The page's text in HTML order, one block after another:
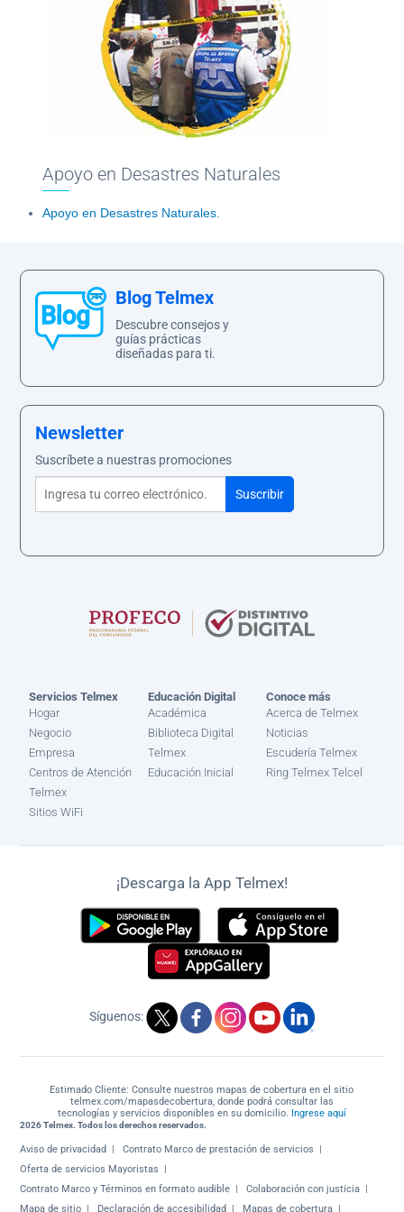
Centros
Atención
Sitios
WiFi
Apoyo en Desastres Naturales
Apoyo en Desastres Naturales.
Blog Telmex
Descubre consejos y
guías prácticas
diseñadas para ti.
Newsletter
Suscríbete a nuestras promociones
Servicios Telmex
Hogar
Negocio
Empresa
Centros de Atención
Telmex
Sitios WiFi
Educación Digital
Académica
Biblioteca Digital
Telmex
Educación Inicial
Conoce más
Acerca de Telmex
Noticias
Escudería Telmex
Ring Telmex Telcel
¡Descarga la App Telmex!
Síguenos:
Estimado Cliente: Consulte nuestros mapas de cobertura en el sitio
telmex.com/mapasdecobertura, donde podrá consultar las
tecnologías y servicios disponibles en su domicilio. Ingrese aquí
2026 Telmex. Todos los derechos reservados.
Aviso de privacidad
Contrato Marco de prestación de servicios
Oferta de servicios Mayoristas
Contrato Marco y Términos en formato audible
Colaboración con justicia
Mapa de sitio
Declaración de accesibilidad Mapas de cobertura